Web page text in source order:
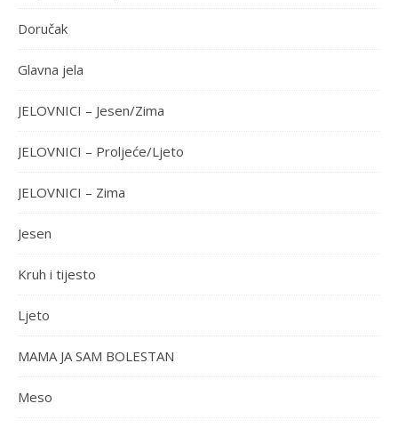
Doručak
Glavna jela
JELOVNICI – Jesen/Zima
JELOVNICI – Proljeće/Ljeto
JELOVNICI – Zima
Jesen
Kruh i tijesto
Ljeto
MAMA JA SAM BOLESTAN
Meso